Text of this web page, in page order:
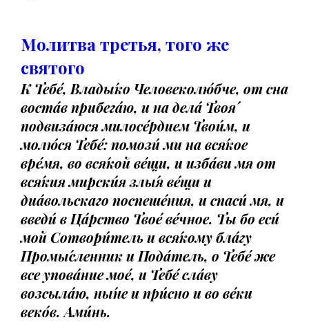
Молитва третья, того же
святого
К Тебе́, Влады́ко Человеколю́бче, от сна
воста́в прибега́ю, и на дела́ Твоя́
подвиза́юся милосе́рдием Твои́м, и
молю́ся Тебе́: помози́ ми на вся́кое
вре́мя, во вся́кой ве́щи, и изба́ви мя от
вся́кия мирски́я злы́я ве́щи и
диа́вольскаго поспеше́ния, и спаси́ мя, и
введи́ в Ца́рство Твое́ ве́чное. Ты бо еси́
мой Сотвори́тель и вся́кому бла́гу
Промы́сленник и Пода́тель, о Тебе́ же
все упова́ние мое́, и Тебе́ сла́ву
возсыла́ю, ны́не и при́сно и во ве́ки
веко́в. Ами́нь.